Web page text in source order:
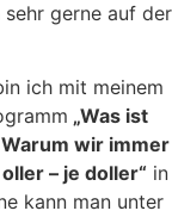
sehr gerne auf der
ich mit meinem
„Was ist
wir immer
oller – je doller“ in
kann man unter